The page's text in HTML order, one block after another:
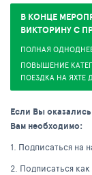
В КОНЦЕ
ВИКТОРИНУ С
ПОЛНАЯ
ПОВЫШЕНИЕ
ПОЕЗДКА НА ЯХТЕ
Если Вы
Вам необходимо:
1. Подписаться на
2. Подписаться